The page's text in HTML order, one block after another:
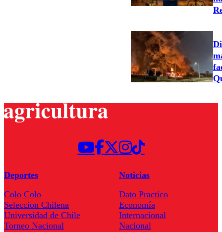
Deportes
Colo Colo
Seleccion Chilena
Universidad de Chile
Torneo Nacional
Noticias
Dato Practico
Economía
Internacional
Nacional